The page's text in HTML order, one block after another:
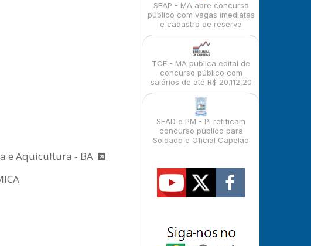
e Aquicultura - BA
SEAP - MA abre concurso
público com vagas imediatas
e cadastro de reserva
TCE - MA publica edital de
concurso público com
salários de até R$ 20.112,20
SEAD e PM - PI retificam
concurso público para
Soldado e Oficial Capelão